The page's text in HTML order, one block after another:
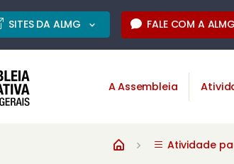
SITES DA ALMG FALE COM A ALMG
A Assembleia
Atividade